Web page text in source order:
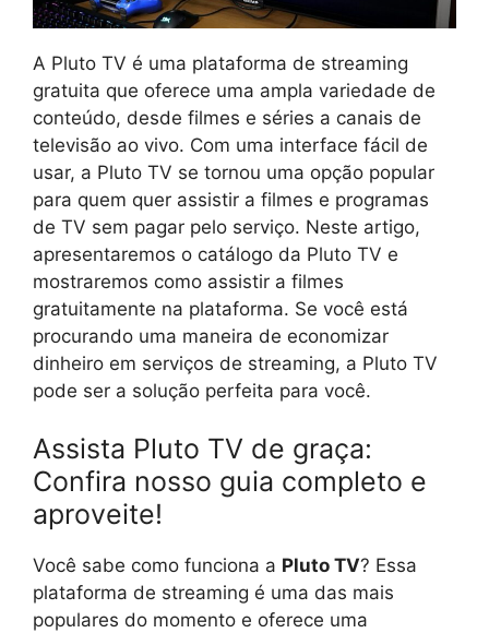
A Pluto TV é uma plataforma de streaming
gratuita que oferece uma ampla variedade de
conteúdo, desde filmes e séries a canais de
televisão ao vivo. Com uma interface fácil de
usar, a Pluto TV se tornou uma opção popular
para quem quer assistir a filmes e programas
de TV sem pagar pelo serviço. Neste artigo,
apresentaremos o catálogo da Pluto TV e
mostraremos como assistir a filmes
gratuitamente na plataforma. Se você está
procurando uma maneira de economizar
dinheiro em serviços de streaming, a Pluto TV
pode ser a solução perfeita para você.
Assista Pluto TV de graça:
Confira nosso guia completo e
aproveite!
Você sabe como funciona a Pluto TV? Essa
plataforma de streaming é uma das mais
populares do momento e oferece uma